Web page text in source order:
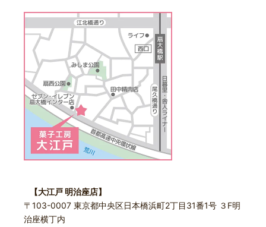
【大江戸 明治座店】
〒103-0007 東京都中央区日本橋浜町2丁目31番1号 ３F明
治座横丁内